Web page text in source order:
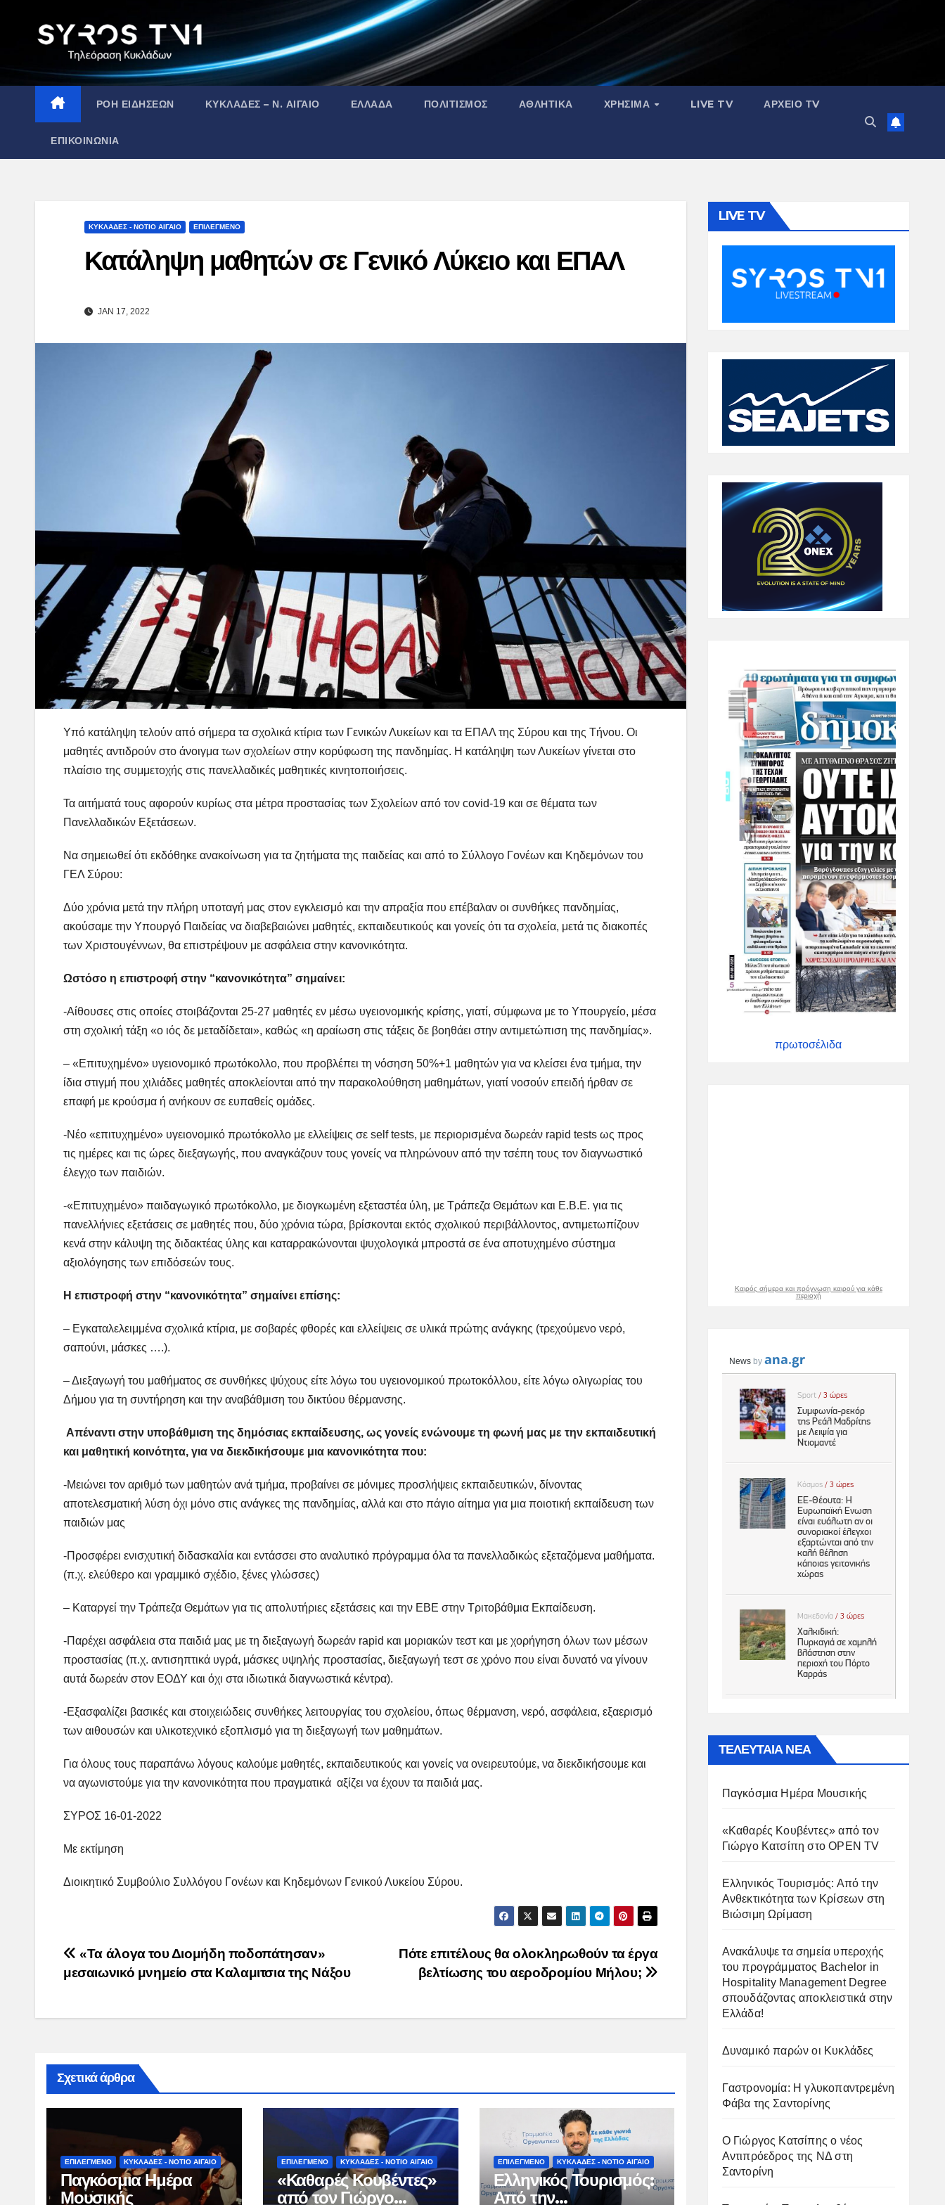
ΡΟΗ ΕΙΔΗΣΕΩΝ ΚΥΚΛΑΔΕΣ – Ν. ΑΙΓΑΙΟ ΕΛΛΑΔΑ ΠΟΛΙΤΙΣΜΟΣ ΑΘΛΗΤΙΚΑ ΧΡΗΣΙΜΑ LIVE TV ΑΡΧΕΙΟ ΤV
ΕΠΙΚΟΙΝΩΝΙΑ
ΚΥΚΛΑΔΕΣ - ΝΟΤΙΟ ΑΙΓΑΙΟ ΕΠΙΛΕΓΜΕΝΟ
Κατάληψη μαθητών σε Γενικό Λύκειο και ΕΠΑΛ
JAN 17, 2022
Υπό κατάληψη τελούν από σήμερα τα σχολικά κτίρια των Γενικών Λυκείων και τα ΕΠΑΛ της Σύρου και της Τήνου. Οι
μαθητές αντιδρούν στο άνοιγμα των σχολείων στην κορύφωση της πανδημίας. Η κατάληψη των Λυκείων γίνεται στο
πλαίσιο της συμμετοχής στις πανελλαδικές μαθητικές κινητοποιήσεις.
Τα αιτήματά τους αφορούν κυρίως στα μέτρα προστασίας των Σχολείων από τον covid-19 και σε θέματα των
Πανελλαδικών Εξετάσεων.
Να σημειωθεί ότι εκδόθηκε ανακοίνωση για τα ζητήματα της παιδείας και από το Σύλλογο Γονέων και Κηδεμόνων του
ΓΕΛ Σύρου:
Δύο χρόνια μετά την πλήρη υποταγή μας στον εγκλεισμό και την απραξία που επέβαλαν οι συνθήκες πανδημίας,
ακούσαμε την Υπουργό Παιδείας να διαβεβαιώνει μαθητές, εκπαιδευτικούς και γονείς ότι τα σχολεία, μετά τις διακοπές
των Χριστουγέννων, θα επιστρέψουν με ασφάλεια στην κανονικότητα.
Ωστόσο η επιστροφή στην “κανονικότητα” σημαίνει:
-Αίθουσες στις οποίες στοιβάζονται 25-27 μαθητές εν μέσω υγειονομικής κρίσης, γιατί, σύμφωνα με το Υπουργείο, μέσα
στη σχολική τάξη «ο ιός δε μεταδίδεται», καθώς «η αραίωση στις τάξεις δε βοηθάει στην αντιμετώπιση της πανδημίας».
– «Επιτυχημένο» υγειονομικό πρωτόκολλο, που προβλέπει τη νόσηση 50%+1 μαθητών για να κλείσει ένα τμήμα, την
ίδια στιγμή που χιλιάδες μαθητές αποκλείονται από την παρακολούθηση μαθημάτων, γιατί νοσούν επειδή ήρθαν σε
επαφή με κρούσμα ή ανήκουν σε ευπαθείς ομάδες.
-Νέο «επιτυχημένο» υγειονομικό πρωτόκολλο με ελλείψεις σε self tests, με περιορισμένα δωρεάν rapid tests ως προς
τις ημέρες και τις ώρες διεξαγωγής, που αναγκάζουν τους γονείς να πληρώνουν από την τσέπη τους τον διαγνωστικό
έλεγχο των παιδιών.
-«Επιτυχημένο» παιδαγωγικό πρωτόκολλο, με διογκωμένη εξεταστέα ύλη, με Τράπεζα Θεμάτων και Ε.Β.Ε. για τις
πανελλήνιες εξετάσεις σε μαθητές που, δύο χρόνια τώρα, βρίσκονται εκτός σχολικού περιβάλλοντος, αντιμετωπίζουν
κενά στην κάλυψη της διδακτέας ύλης και καταρρακώνονται ψυχολογικά μπροστά σε ένα αποτυχημένο σύστημα
αξιολόγησης των επιδόσεών τους.
Η επιστροφή στην “κανονικότητα” σημαίνει επίσης:
– Εγκαταλελειμμένα σχολικά κτίρια, με σοβαρές φθορές και ελλείψεις σε υλικά πρώτης ανάγκης (τρεχούμενο νερό,
σαπούνι, μάσκες ….).
– Διεξαγωγή του μαθήματος σε συνθήκες ψύχους είτε λόγω του υγειονομικού πρωτοκόλλου, είτε λόγω ολιγωρίας του
Δήμου για τη συντήρηση και την αναβάθμιση του δικτύου θέρμανσης.
Απέναντι στην υποβάθμιση της δημόσιας εκπαίδευσης, ως γονείς ενώνουμε τη φωνή μας με την εκπαιδευτική
και μαθητική κοινότητα, για να διεκδικήσουμε μια κανονικότητα που:
-Μειώνει τον αριθμό των μαθητών ανά τμήμα, προβαίνει σε μόνιμες προσλήψεις εκπαιδευτικών, δίνοντας
αποτελεσματική λύση όχι μόνο στις ανάγκες της πανδημίας, αλλά και στο πάγιο αίτημα για μια ποιοτική εκπαίδευση των
παιδιών μας
-Προσφέρει ενισχυτική διδασκαλία και εντάσσει στο αναλυτικό πρόγραμμα όλα τα πανελλαδικώς εξεταζόμενα μαθήματα.
(π.χ. ελεύθερο και γραμμικό σχέδιο, ξένες γλώσσες)
– Καταργεί την Τράπεζα Θεμάτων για τις απολυτήριες εξετάσεις και την ΕΒΕ στην Τριτοβάθμια Εκπαίδευση.
-Παρέχει ασφάλεια στα παιδιά μας με τη διεξαγωγή δωρεάν rapid και μοριακών τεστ και με χορήγηση όλων των μέσων
προστασίας (π.χ. αντισηπτικά υγρά, μάσκες υψηλής προστασίας, διεξαγωγή τεστ σε χρόνο που είναι δυνατό να γίνουν
αυτά δωρεάν στον ΕΟΔΥ και όχι στα ιδιωτικά διαγνωστικά κέντρα).
-Εξασφαλίζει βασικές και στοιχειώδεις συνθήκες λειτουργίας του σχολείου, όπως θέρμανση, νερό, ασφάλεια, εξαερισμό
των αιθουσών και υλικοτεχνικό εξοπλισμό για τη διεξαγωγή των μαθημάτων.
Για όλους τους παραπάνω λόγους καλούμε μαθητές, εκπαιδευτικούς και γονείς να ονειρευτούμε, να διεκδικήσουμε και
να αγωνιστούμε για την κανονικότητα που πραγματικά αξίζει να έχουν τα παιδιά μας.
ΣΥΡΟΣ 16-01-2022
Με εκτίμηση
Διοικητικό Συμβούλιο Συλλόγου Γονέων και Κηδεμόνων Γενικού Λυκείου Σύρου.
Post
navigation
Πότε επιτέλους θα ολοκληρωθούν τα έργα
βελτίωσης του αεροδρομίου Μήλου;
«Τα άλογα του Διομήδη ποδοπάτησαν»
μεσαιωνικό μνημείο στα Καλαμιτσια της Νάξου
Σχετικά άρθρα
ΕΠΙΛΕΓΜΕΝΟ ΚΥΚΛΑΔΕΣ - ΝΟΤΙΟ ΑΙΓΑΙΟ
Παγκόσμια Ημέρα
Μουσικής
ΕΠΙΛΕΓΜΕΝΟ ΚΥΚΛΑΔΕΣ - ΝΟΤΙΟ ΑΙΓΑΙΟ
«Καθαρές Κουβέντες»
από τον Γιώργο
ΕΠΙΛΕΓΜΕΝΟ ΚΥΚΛΑΔΕΣ - ΝΟΤΙΟ ΑΙΓΑΙΟ
Ελληνικός Τουρισμός:
Από την
LIVE TV
πρωτοσέλιδα
Καιρός σήμερα και πρόγνωση καιρού για κάθε
περιοχή
ΤΕΛΕΥΤΑΙΑ ΝΕΑ
Παγκόσμια Ημέρα Μουσικής
«Καθαρές Κουβέντες» από τον
Γιώργο Κατσίπη στο OPEN TV
Ελληνικός Τουρισμός: Από την
Ανθεκτικότητα των Κρίσεων στη
Βιώσιμη Ωρίμαση
Ανακάλυψε τα σημεία υπεροχής
του προγράμματος Bachelor in
Hospitality Management Degree
σπουδάζοντας αποκλειστικά στην
Ελλάδα!
Δυναμικό παρών οι Κυκλάδες
Γαστρονομία: Η γλυκοπαντρεμένη
Φάβα της Σαντορίνης
Ο Γιώργος Κατσίπης ο νέος
Αντιπρόεδρος της ΝΔ στη
Σαντορίνη